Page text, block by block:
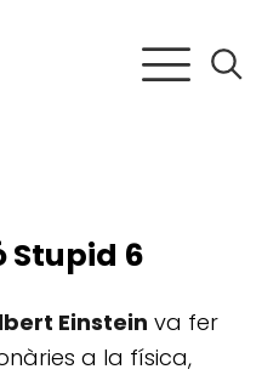
Stupid 6
Einstein va fer
a la física,